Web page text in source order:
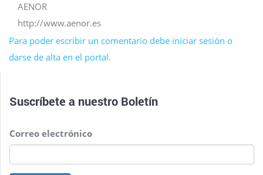
AENOR
http://www.aenor.es
Para poder escribir un comentario debe iniciar sesión o
darse de alta en el portal.
Suscríbete a nuestro Boletín
Correo electrónico